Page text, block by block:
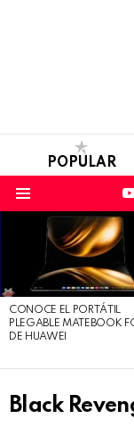
POPULAR
STORIES
CONOCE EL PORTÁTIL
PLEGABLE MATEBOOK
DE HUAWEI
Black